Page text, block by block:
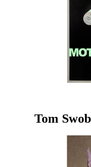
Tom